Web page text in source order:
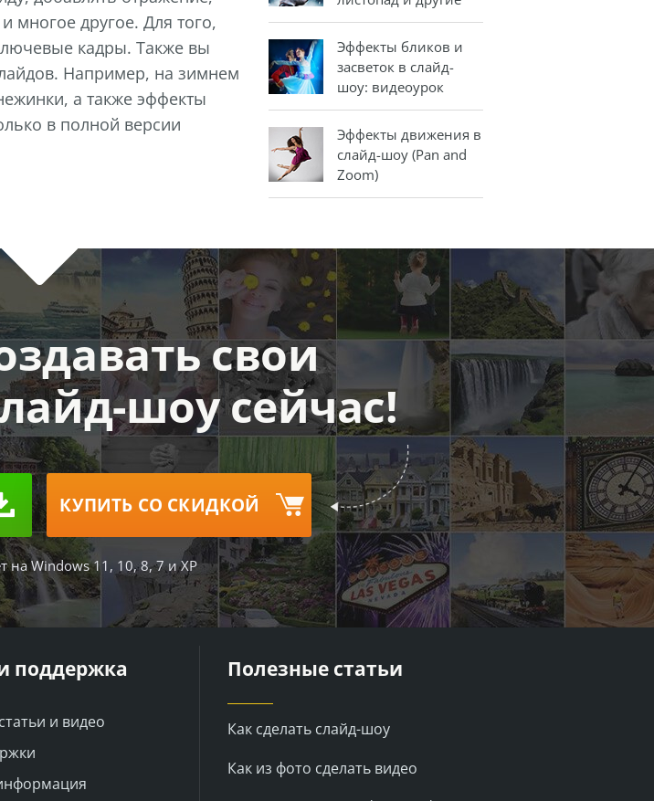
многое другое. Для того,
кадры. Также вы
Например, на зимнем
а также эффекты
в полной версии
Эффекты бликов и
засветок в слайд-
шоу: видеоурок
Эффекты движения в
слайд-шоу (Pan and
Zoom)
свои
шоу сейчас!
КУПИТЬ СО СКИДКОЙ
на Windows 11, 10, 8, 7 и XP
поддержка
и видео
Полезные статьи
Как сделать слайд-шоу
Как из фото сделать видео